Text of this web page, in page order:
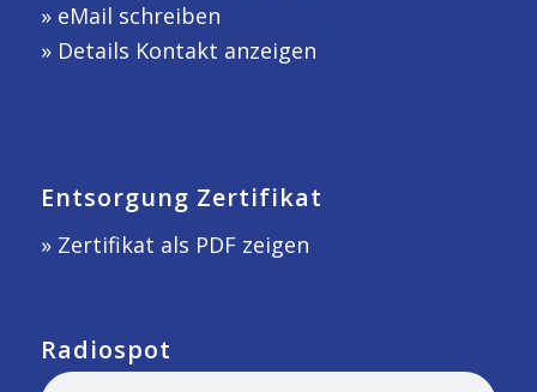
» eMail schreiben
» Details Kontakt anzeigen
Entsorgung Zertifikat
» Zertifikat als PDF zeigen
Radiospot